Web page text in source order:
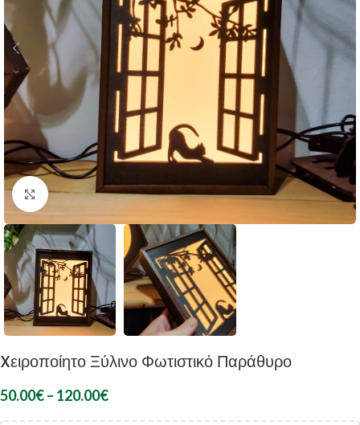
Κλικ για μεγέθυνση
Xειροποίητο Ξύλινο Φωτιστικό Παράθυρο
50.00€– 120.00€